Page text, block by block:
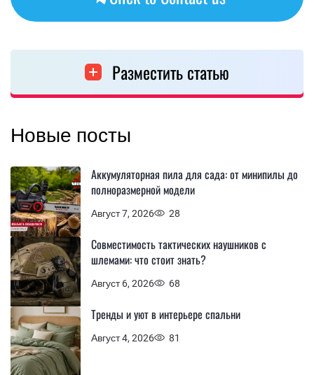
Разместить статью
Новые посты
Август 7, 2026 28
Аккумуляторная пила для сада: от минипилы до
полноразмерной модели
Август 6, 2026 68
Совместимость тактических наушников с
шлемами: что стоит знать?
Август 4, 2026 81
Тренды и уют в интерьере спальни